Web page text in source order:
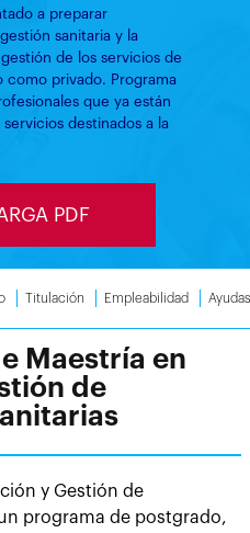
a preparar
sanitaria y la
de los servicios de
privado. Programa
que ya están
destinados a la
PDF
Titulación Empleabilidad Ayudas
Maestría en
de
y Gestión de
programa de postgrado,